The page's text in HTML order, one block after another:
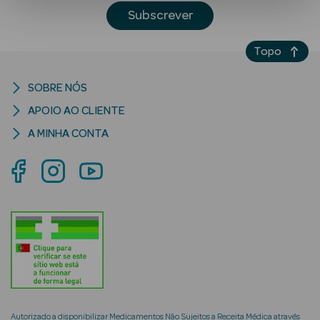
Ver Tudo
Corpo
Rosto
Lábios
Solares Bebé e
Subscrever
Autorizado a disponibilizar Medicamentos Não Sujeitos a Receita Médica através
SOBRE NÓS
APOIO AO CLIENTE
A MINHA CONTA
Topo